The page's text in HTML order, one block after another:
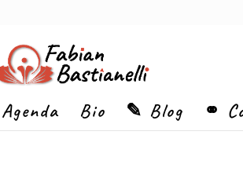
Agenda Bio ✎ Blog ⚭